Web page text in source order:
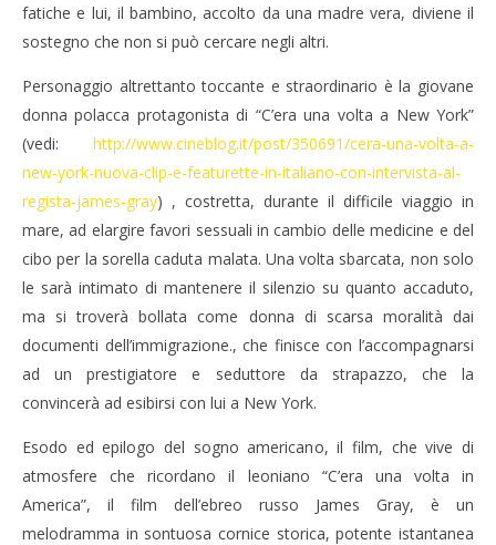
fatiche e lui, il bambino, accolto da una madre vera, diviene il
sostegno che non si può cercare negli altri.
Personaggio altrettanto toccante e straordinario è la giovane
donna polacca protagonista di “C’era una volta a New York”
(vedi: http://www.cineblog.it/post/350691/cera-una-volta-a-
new-york-nuova-clip-e-featurette-in-italiano-con-intervista-al-
regista-james-gray) , costretta, durante il difficile viaggio in
mare, ad elargire favori sessuali in cambio delle medicine e del
cibo per la sorella caduta malata. Una volta sbarcata, non solo
le sarà intimato di mantenere il silenzio su quanto accaduto,
ma si troverà bollata come donna di scarsa moralità dai
documenti dell’immigrazione., che finisce con l’accompagnarsi
ad un prestigiatore e seduttore da strapazzo, che la
convincerà ad esibirsi con lui a New York.
Esodo ed epilogo del sogno americano, il film, che vive di
atmosfere che ricordano il leoniano “C’era una volta in
America”, il film dell’ebreo russo James Gray, è un
melodramma in sontuosa cornice storica, potente istantanea